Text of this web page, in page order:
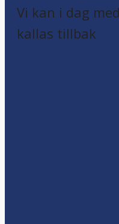
Vi kan i dag
kallas tillbak